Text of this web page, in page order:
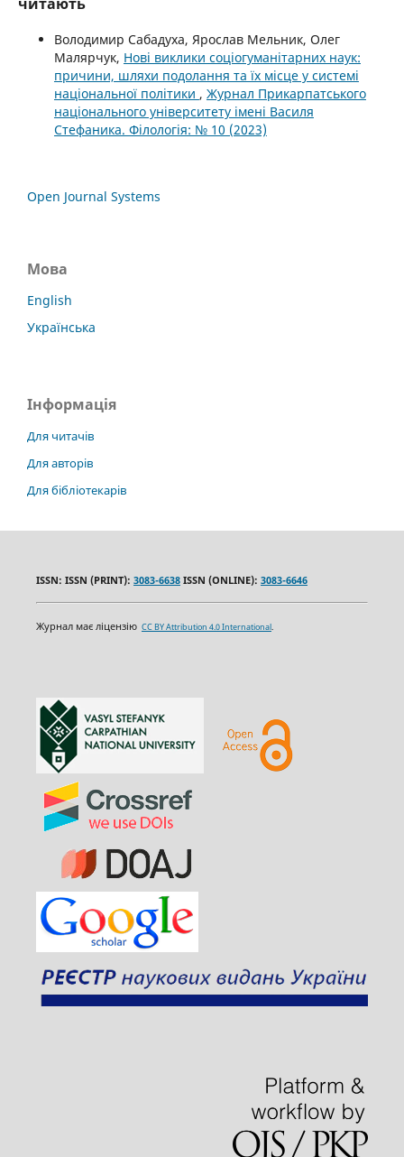
Володимир Сабадуха, Ярослав Мельник, Олег
Малярчук, Нові виклики соціогуманітарних наук:
причини, шляхи подолання та їх місце у системі
національної політики , Журнал Прикарпатського
національного університету імені Василя
Стефаника. Філологія: № 10 (2023)
Open Journal Systems
Мова
English
Українська
Інформація
Для читачів
Для авторів
Для бібліотекарів
ISSN: ISSN (PRINT): 3083-6638ISSN (ONLINE): 3083-6646
Журнал має ліцензію CC BY Attribution 4.0 International.